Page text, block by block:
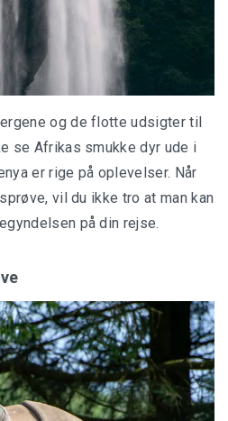
og de flotte udsigter til
se Afrikas smukke dyr ude i
er rige på oplevelser. Når
vil du ikke tro at man kan
på din rejse.